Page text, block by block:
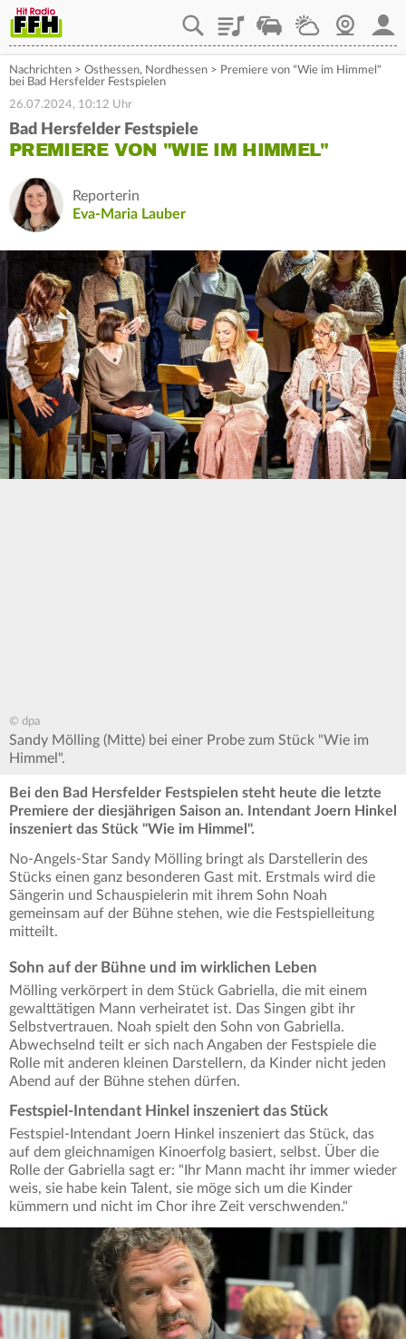
PlaylistStaupilotWetterWebcam
Nachrichten > Osthessen, Nordhessen > Premiere von "Wie im Himmel"
bei Bad Hersfelder Festspielen
26.07.2024, 10:12 Uhr
Bad Hersfelder Festspiele
PREMIERE VON "WIE IM HIMMEL"
Reporterin
Eva-Maria Lauber
© dpa
Sandy Mölling (Mitte) bei einer Probe zum Stück "Wie im
Himmel".
Bei den Bad Hersfelder Festspielen steht heute die letzte
Premiere der diesjährigen Saison an. Intendant Joern Hinkel
inszeniert das Stück "Wie im Himmel".
No-Angels-Star Sandy Mölling bringt als Darstellerin des
Stücks einen ganz besonderen Gast mit. Erstmals wird die
Sängerin und Schauspielerin mit ihrem Sohn Noah
gemeinsam auf der Bühne stehen, wie die Festspielleitung
mitteilt.
Sohn auf der Bühne und im wirklichen Leben
Mölling verkörpert in dem Stück Gabriella, die mit einem
gewalttätigen Mann verheiratet ist. Das Singen gibt ihr
Selbstvertrauen. Noah spielt den Sohn von Gabriella.
Abwechselnd teilt er sich nach Angaben der Festspiele die
Rolle mit anderen kleinen Darstellern, da Kinder nicht jeden
Abend auf der Bühne stehen dürfen.
Festspiel-Intendant Hinkel inszeniert das Stück
Festspiel-Intendant Joern Hinkel inszeniert das Stück, das
auf dem gleichnamigen Kinoerfolg basiert, selbst. Über die
Rolle der Gabriella sagt er: "Ihr Mann macht ihr immer wieder
weis, sie habe kein Talent, sie möge sich um die Kinder
kümmern und nicht im Chor ihre Zeit verschwenden."